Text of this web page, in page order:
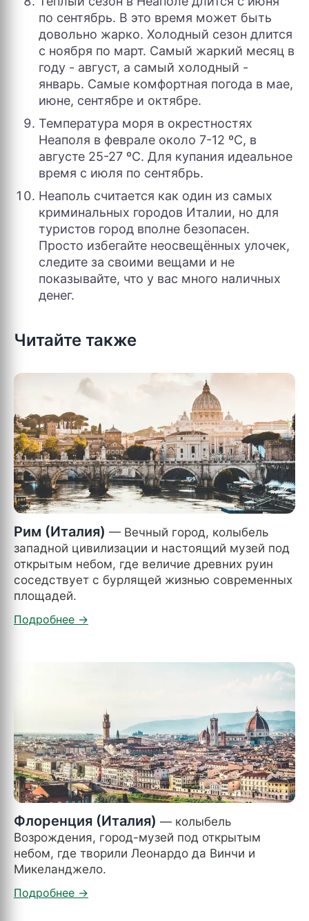
по сентябрь. В это время может быть
довольно жарко. Холодный сезон длится
с ноября по март. Самый жаркий месяц в
году - август, а самый холодный -
январь. Самые комфортная погода в мае,
июне, сентябре и октябре.
Температура моря в окрестностях
Неаполя в феврале около 7-12 ºC, в ​​
августе 25-27 ºC. Для купания идеальное
время с июля по сентябрь.
Неаполь считается как один из самых
криминальных городов Италии, но для
туристов город вполне безопасен.
Просто избегайте неосвещённых улочек,
следите за своими вещами и не
показывайте, что у вас много наличных
денег.
Читайте также
Рим (Италия) — Вечный город, колыбель
западной цивилизации и настоящий музей под
открытым небом, где величие древних руин
соседствует с бурлящей жизнью современных
площадей.
Флоренция (Италия) — колыбель
Возрождения, город-музей под открытым
небом, где творили Леонардо да Винчи и
Микеланджело.